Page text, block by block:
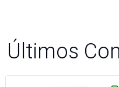
Últimos